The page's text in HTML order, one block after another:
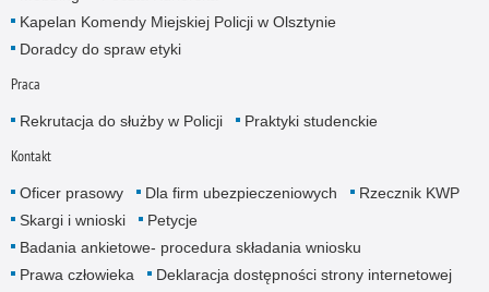
Kapelan Komendy Miejskiej Policji w Olsztynie
Doradcy do spraw etyki
Praca
Rekrutacja do służby w Policji Praktyki studenckie
Kontakt
Oficer prasowy Dla firm ubezpieczeniowych
Rzecznik KWP
Skargi i wnioski
Petycje
Badania ankietowe- procedura składania wniosku
Prawa człowieka
Deklaracja dostępności strony internetowej